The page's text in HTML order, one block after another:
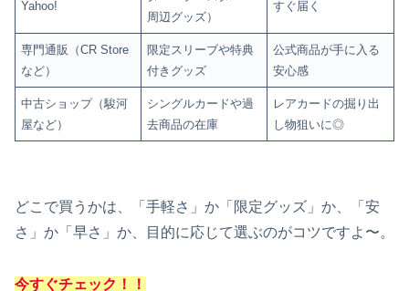
Yahoo!
周辺グッズ）
すぐ届く
専門通販（CR Store
など）
限定スリーブや特典
付きグッズ
公式商品が手に入る
安心感
中古ショップ（駿河
屋など）
シングルカードや過
去商品の在庫
レアカードの掘り出
し物狙いに◎
どこで買うかは、「手軽さ」か「限定グッズ」か、「安
さ」か「早さ」か、目的に応じて選ぶのがコツですよ〜。
今すぐチェック！！